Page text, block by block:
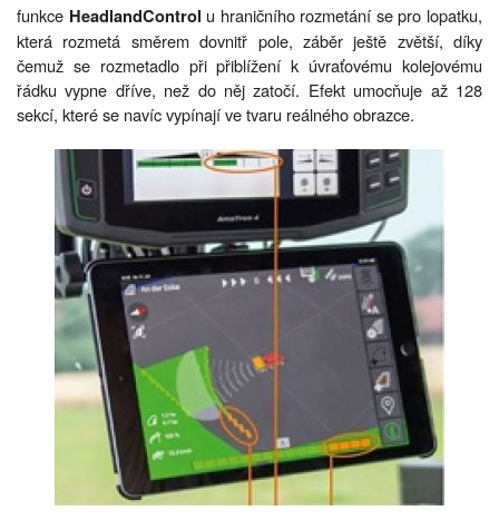
funkce HeadlandControl u hraničního rozmetání se pro lopatku,
která rozmetá směrem dovnitř pole, záběr ještě zvětší, díky
čemuž se rozmetadlo při přiblížení k úvraťovému kolejovému
řádku vypne dříve, než do něj zatočí. Efekt umocňuje až 128
sekcí, které se navíc vypínají ve tvaru reálného obrazce.